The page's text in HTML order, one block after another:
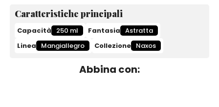
Caratteristiche principali
Capacità 250 ml Fantasia Astratta
Linea
Mangiallegro Collezione Naxos
Abbina con: